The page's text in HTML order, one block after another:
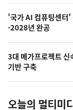
오
의
사
진
'국가 AI 컴퓨팅센
·2028년 완공
3대 메가프로젝트
기반 구축
오늘의 멀티미